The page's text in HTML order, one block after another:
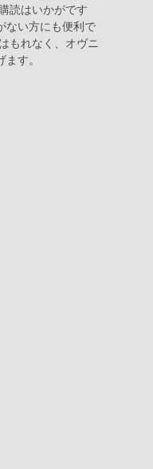
読はいかがです
ない方にも便利で
もれなく、オヴニ
す。